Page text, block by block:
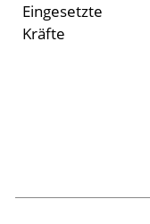
Eingesetzte
Kräfte